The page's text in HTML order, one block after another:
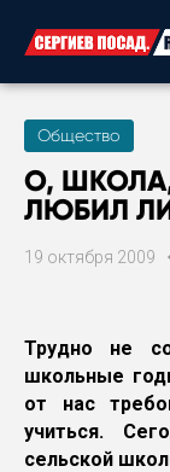
Общество
О,
ЛЮБИЛ ЛИ
19 октября 2009
Трудно не
школьные
от нас
учиться.
сельской